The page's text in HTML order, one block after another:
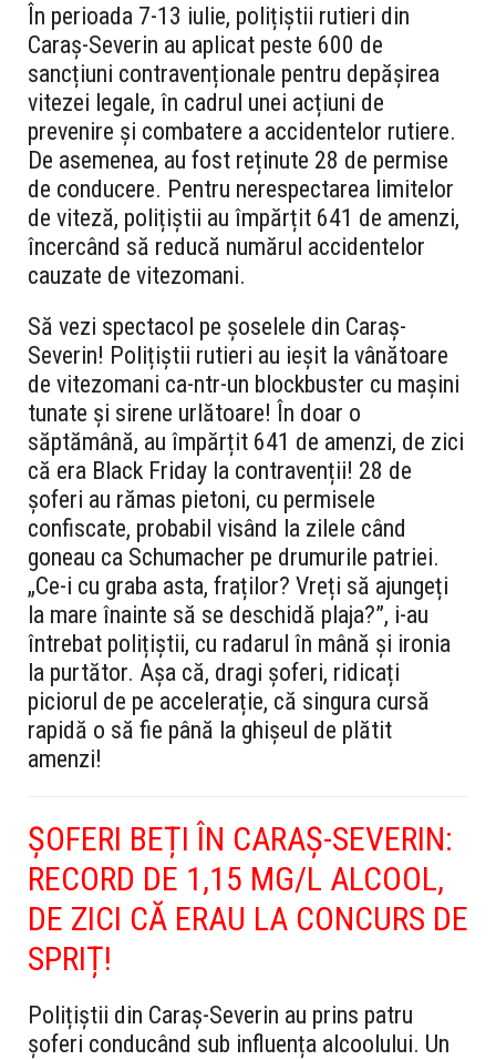
În perioada 7-13 iulie, polițiștii rutieri din
Caraș-Severin au aplicat peste 600 de
sancțiuni contravenționale pentru depășirea
vitezei legale, în cadrul unei acțiuni de
prevenire și combatere a accidentelor rutiere.
De asemenea, au fost reținute 28 de permise
de conducere. Pentru nerespectarea limitelor
de viteză, polițiștii au împărțit 641 de amenzi,
încercând să reducă numărul accidentelor
cauzate de vitezomani.
Să vezi spectacol pe șoselele din Caraș-
Severin! Polițiștii rutieri au ieșit la vânătoare
de vitezomani ca-ntr-un blockbuster cu mașini
tunate și sirene urlătoare! În doar o
săptămână, au împărțit 641 de amenzi, de zici
că era Black Friday la contravenții! 28 de
șoferi au rămas pietoni, cu permisele
confiscate, probabil visând la zilele când
goneau ca Schumacher pe drumurile patriei.
„Ce-i cu graba asta, fraților? Vreți să ajungeți
la mare înainte să se deschidă plaja?”, i-au
întrebat polițiștii, cu radarul în mână și ironia
la purtător. Așa că, dragi șoferi, ridicați
piciorul de pe accelerație, că singura cursă
rapidă o să fie până la ghișeul de plătit
amenzi!
ȘOFERI BEȚI ÎN CARAȘ-SEVERIN:
RECORD DE 1,15 MG/L ALCOOL,
DE ZICI CĂ ERAU LA CONCURS DE
SPRIȚ!
Polițiștii din Caraș-Severin au prins patru
șoferi conducând sub influența alcoolului. Un